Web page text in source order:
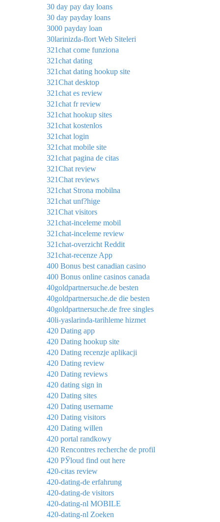
30 day pay day loans
30 day payday loans
3000 payday loan
30larinizda-flort Web Siteleri
321chat come funziona
321chat dating
321chat dating hookup site
321Chat desktop
321chat es review
321chat fr review
321chat hookup sites
321chat kostenlos
321chat login
321chat mobile site
321chat pagina de citas
321Chat review
321Chat reviews
321chat Strona mobilna
321chat unf?hige
321Chat visitors
321chat-inceleme mobil
321chat-inceleme review
321chat-overzicht Reddit
321chat-recenze App
400 Bonus best canadian casino
400 Bonus online casinos canada
40goldpartnersuche.de besten
40goldpartnersuche.de die besten
40goldpartnersuche.de free singles
40li-yaslarinda-tarihleme hizmet
420 Dating app
420 Dating hookup site
420 Dating recenzje aplikacji
420 Dating review
420 Dating reviews
420 dating sign in
420 Dating sites
420 Dating username
420 Dating visitors
420 Dating willen
420 portal randkowy
420 Rencontres recherche de profil
420 РЎloud find out here
420-citas review
420-dating-de erfahrung
420-dating-de visitors
420-dating-nl MOBILE
420-dating-nl Zoeken